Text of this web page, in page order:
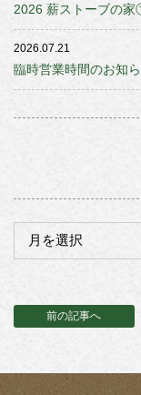
2026 薪ストーブの
2026.07.21
臨時営業時間のお知
前の記事へ